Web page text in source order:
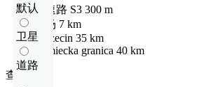
默认
卫星
道路
快速路 S3 300 m
机场 7 km
Szczecin 35 km
niemiecka granica 40 km
查看距离